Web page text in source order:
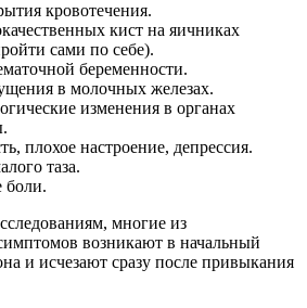
кровотечения.
кист на яичниках
сами по себе).
беременности.
в молочных железах.
изменения в органах
плохое настроение, депрессия.
таза.
боли.
многие из
возникают в начальный
и исчезают сразу после привыкания